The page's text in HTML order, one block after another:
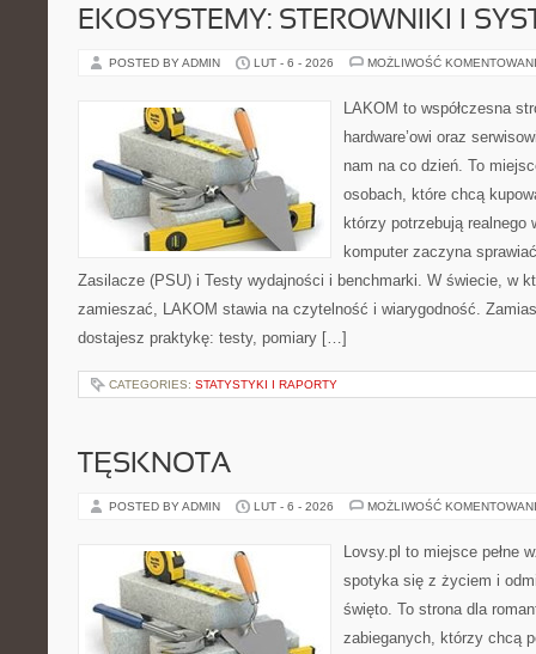
EKOSYSTEMY: STEROWNIKI I
POSTED BY ADMIN LUT - 6 - 2026 MOŻLIWOŚĆ
LAKOM to współczesna
hardware’owi oraz
nam na co dzień. To
osobach, które chcą
którzy potrzebują realnego
komputer zaczyna
Zasilacze (PSU) i Testy wydajności i benchmarki. W świecie, w
zamieszać, LAKOM stawia na czytelność i wiarygodność.
dostajesz praktykę: testy, pomiary […]
CATEGORIES: STATYSTYKI I RAPORTY
TĘSKNOTA
POSTED BY ADMIN LUT - 6 - 2026 MOŻLIWOŚĆ
Lovsy.pl to miejsce pełne
spotyka się z życiem i
święto. To strona dla
zabieganych, którzy chcą